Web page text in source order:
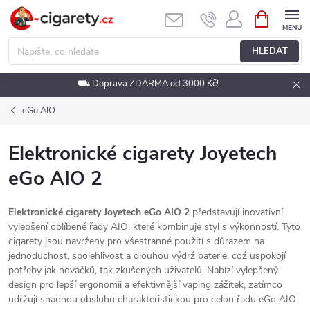
Přejít
obsah
HLEDAT
NÁKUPNÍ
KOŠÍK
⛟ Doprava ZDARMA od 3000 Kč!
eGo AIO
Elektronické cigarety Joyetech
eGo AIO 2
Elektronické cigarety Joyetech eGo AIO 2 představují inovativní
vylepšení oblíbené řady AIO, které kombinuje styl s výkonností. Tyto
cigarety jsou navrženy pro všestranné použití s důrazem na
jednoduchost, spolehlivost a dlouhou výdrž baterie, což uspokojí
potřeby jak nováčků, tak zkušených uživatelů. Nabízí vylepšený
design pro lepší ergonomii a efektivnější vaping zážitek, zatímco
udržují snadnou obsluhu charakteristickou pro celou řadu eGo AIO.